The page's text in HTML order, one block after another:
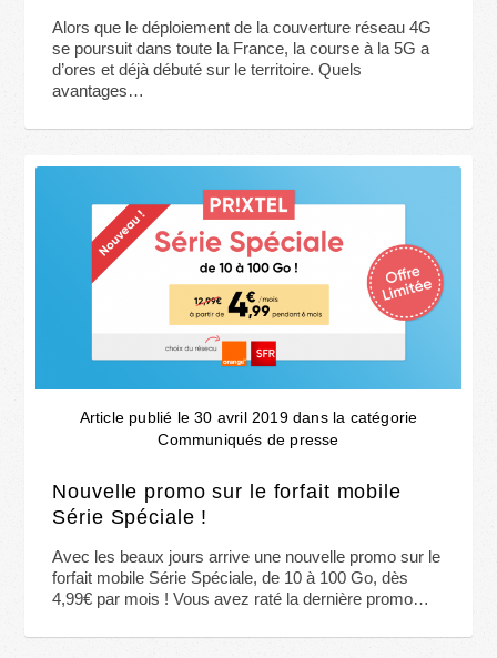
Alors que le déploiement de la couverture réseau 4G
se poursuit dans toute la France, la course à la 5G a
d’ores et déjà débuté sur le territoire. Quels
avantages…
Article publié le 30 avril 2019 dans la catégorie
Communiqués de presse
Nouvelle promo sur le forfait mobile
Série Spéciale !
Avec les beaux jours arrive une nouvelle promo sur le
forfait mobile Série Spéciale, de 10 à 100 Go, dès
4,99€ par mois ! Vous avez raté la dernière promo…